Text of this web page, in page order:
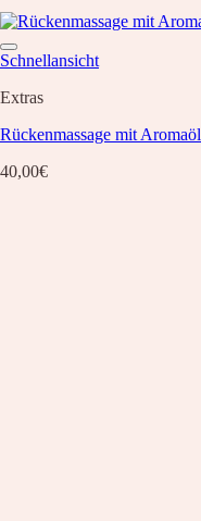
Schnellansicht
Extras
Rückenmassage mit
40,00€